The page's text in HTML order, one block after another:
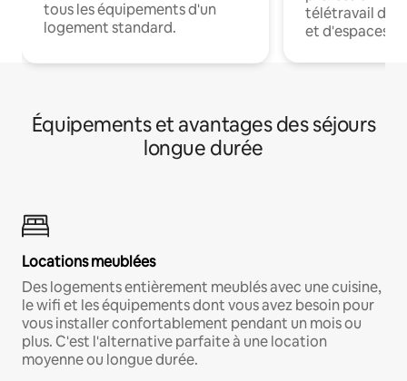
tous les équipements d'un
logement standard.
télétravail
et d'espaces
Équipements et avantages des séjours
longue durée
Locations meublées
Des logements entièrement meublés avec une cuisine,
le wifi et les équipements dont vous avez besoin pour
vous installer confortablement pendant un mois ou
plus. C'est l'alternative parfaite à une location
moyenne ou longue durée.